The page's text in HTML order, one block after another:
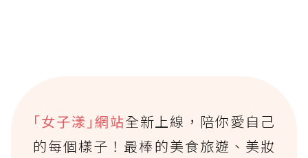
｢女子漾｣網站全新上線，陪你愛自己
的每個樣子！最棒的美食旅遊、美妝